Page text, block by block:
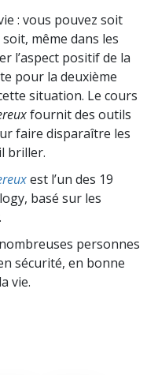
: vous pouvez soit
même dans les
l’aspect positif de la
pour la deuxième
situation. Le cours
fournit des outils
faire disparaître les
briller.
est l’un des 19
basé sur les
.
personnes
sécurité, en bonne
vie.